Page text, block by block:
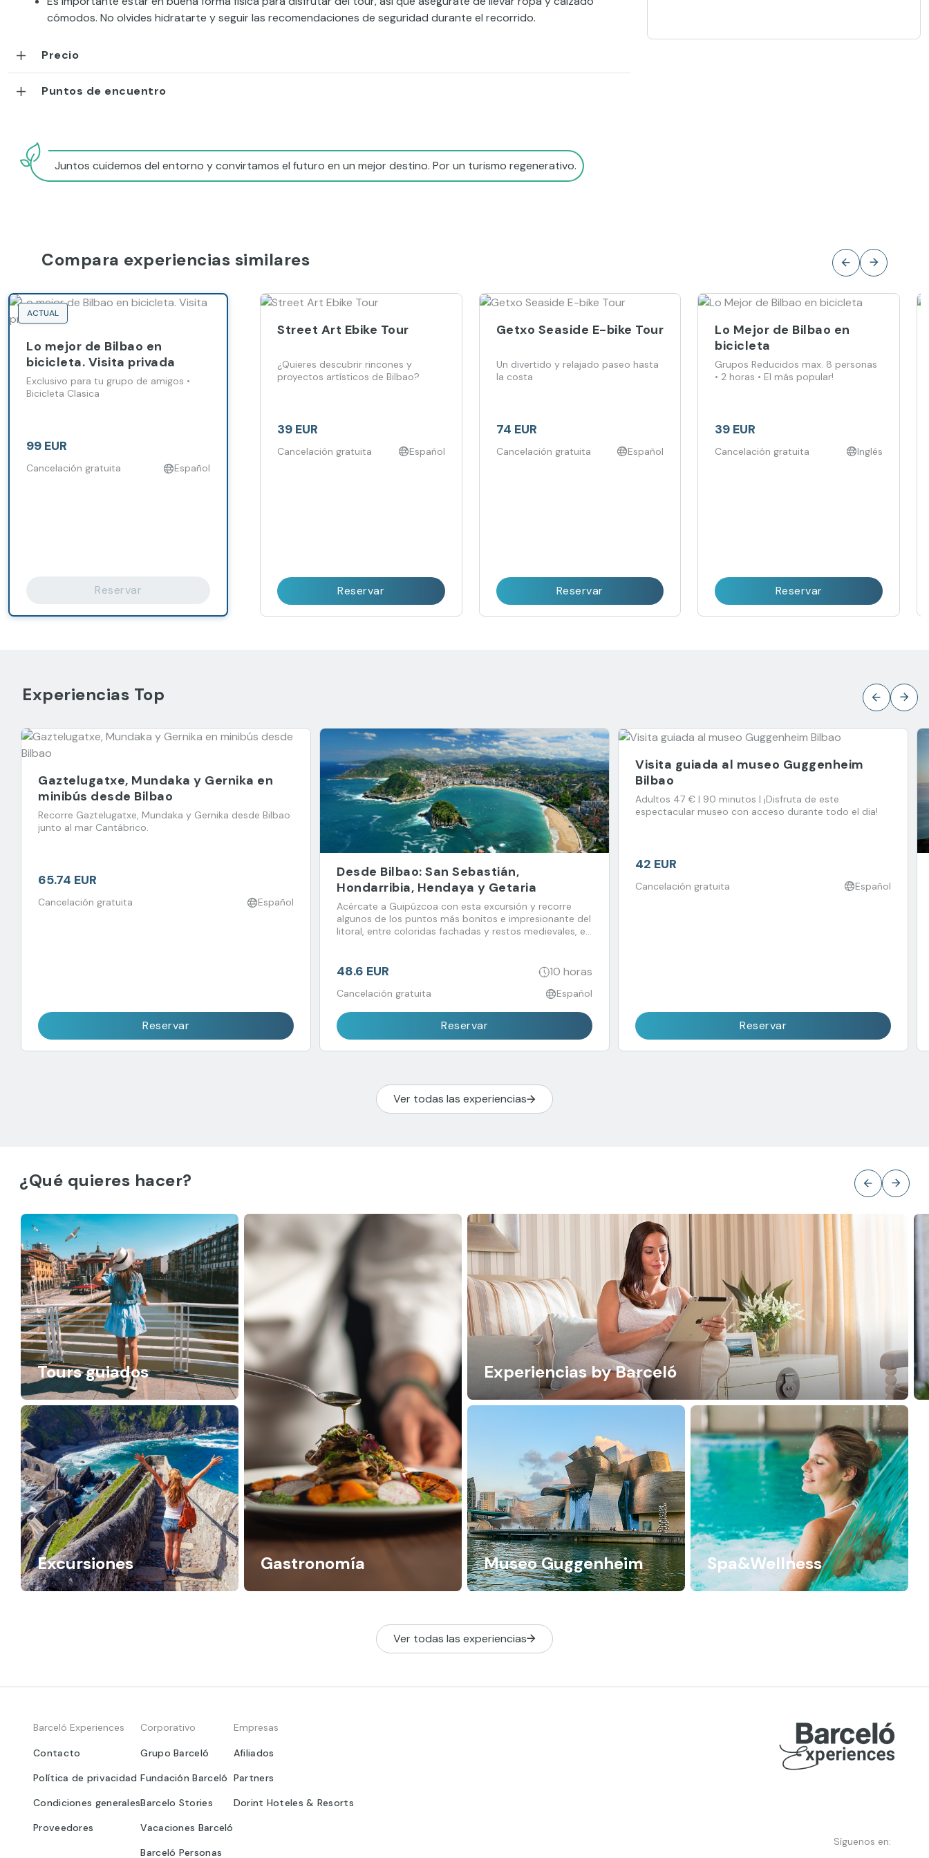
cómodos. No olvides hidratarte y seguir las recomendaciones de seguridad durante el recorrido.
Precio
Puntos de encuentro
Juntos cuidemos del entorno y convirtamos el futuro en un mejor destino. Por un turismo regenerativo.
Compara experiencias similares
ACTUAL
Lo mejor de Bilbao en
bicicleta. Visita privada
Exclusivo para tu grupo de amigos •
Bicicleta Clasica
99 EUR
Cancelación gratuita Español
Reservar
Street Art Ebike Tour
¿Quieres descubrir rincones y
proyectos artísticos de Bilbao?
39 EUR
Cancelación gratuita Español
Reservar
Getxo Seaside E-bike Tour
Un divertido y relajado paseo hasta
la costa
74 EUR
Cancelación gratuita Español
Reservar
Lo Mejor de Bilbao en
bicicleta
Grupos Reducidos max. 8 personas
• 2 horas • El más popular!
39 EUR
Cancelación gratuita Inglés
Reservar
Experiencias Top
Gaztelugatxe, Mundaka y Gernika en
minibús desde Bilbao
Recorre Gaztelugatxe, Mundaka y Gernika desde Bilbao
junto al mar Cantábrico.
65.74 EUR
Cancelación gratuita Español
Reservar
Desde Bilbao: San Sebastián,
Hondarribia, Hendaya y Getaria
Acércate a Guipúzcoa con esta excursión y recorre
algunos de los puntos más bonitos e impresionante del
litoral, entre coloridas fachadas y restos medievales, en
48.6 EUR 10 horas
Cancelación gratuita Español
Reservar
Visita guiada al museo Guggenheim
Bilbao
Adultos 47 € | 90 minutos | ¡Disfruta de este
espectacular museo con acceso durante todo el dia!
42 EUR
Cancelación gratuita Español
Reservar
Ver todas las experiencias
¿Qué quieres hacer?
Tours guiados
Gastronomía
Excursiones
Experiencias by Barceló
Museo Guggenheim Spa&Wellness
Ver todas las experiencias
Barceló Experiences
Contacto
Política de privacidad
Condiciones generales
Proveedores
Corporativo
Grupo Barceló
Fundación Barceló
Barcelo Stories
Vacaciones Barceló
Barceló Personas
Empresas
Afiliados
Partners
Dorint Hoteles & Resorts
Síguenos en: